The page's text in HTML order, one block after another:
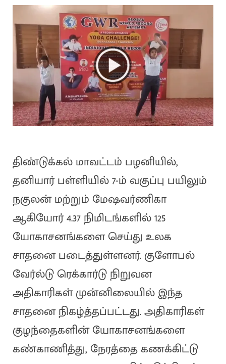
திண்டுக்கல் மாவட்டம் பழனியில்,
தனியார் பள்ளியில் 7-ம் வகுப்பு பயிலும்
நகுலன் மற்றும் மேஷவர்ணிகா
ஆகியோர் 4.37 நிமிடங்களில் 125
யோகாசனங்களை செய்து உலக
சாதனை படைத்துள்ளனர். குளோபல்
வேர்ல்டு ரெக்கார்டு நிறுவன
அதிகாரிகள் முன்னிலையில் இந்த
சாதனை நிகழ்த்தப்பட்டது. அதிகாரிகள்
குழந்தைகளின் யோகாசனங்களை
கண்காணித்து, நேரத்தை கணக்கிட்டு